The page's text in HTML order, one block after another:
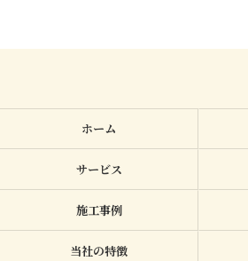
ホーム
サービス
施工事例
当社の特徴